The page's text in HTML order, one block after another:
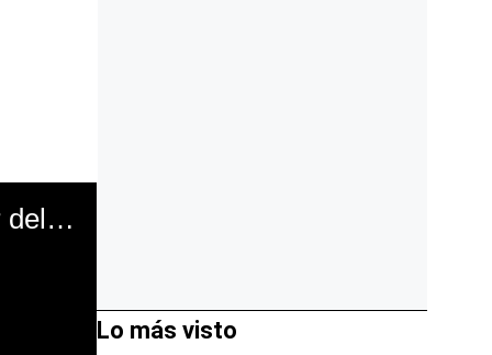
La nueva modalidad de estafa cibernética empleada por delincuentes. (América TV)
Lo más visto